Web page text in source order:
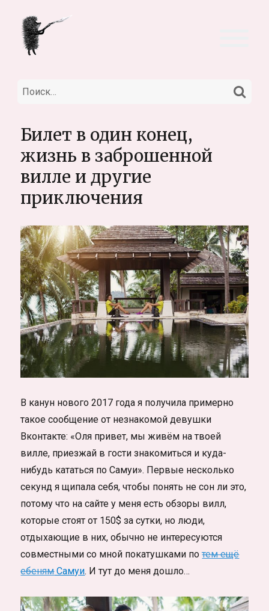
Искать:
Билет в один конец,
жизнь в заброшенной
вилле и другие
приключения
В канун нового 2017 года я получила примерно
такое сообщение от незнакомой девушки
Вконтакте: «Оля привет, мы живём на твоей
вилле, приезжай в гости знакомиться и куда-
нибудь кататься по Самуи». Первые несколько
секунд я щипала себя, чтобы понять не сон ли это,
потому что на сайте у меня есть обзоры вилл,
которые стоят от 150$ за сутки, но люди,
отдыхающие в них, обычно не интересуются
совместными со мной покатушками потем ещё
ебенямСамуи. И тут до меня дошло…